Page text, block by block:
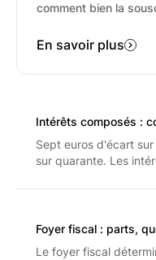
comment bien la
En savoir plus
Intérêts composés :
Sept euros d'écart
sur quarante. Les
Foyer fiscal : parts,
Le foyer fiscal